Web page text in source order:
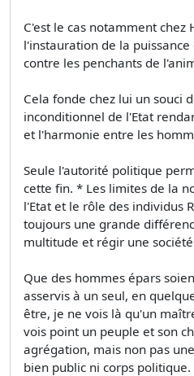
C'est le cas notamment chez
l'instauration de la
contre les penchants de
Cela fonde chez lui un souci
inconditionnel de l'Etat
et l'harmonie entre les
Seule l'autorité politique
cette fin. * Les limites de la
l'Etat et le rôle des individus
toujours une grande
multitude et régir une
Que des hommes épars
asservis à un seul, en
être, je ne vois là qu'un
vois point un peuple et son
agrégation, mais non pas
bien public ni corps politique.